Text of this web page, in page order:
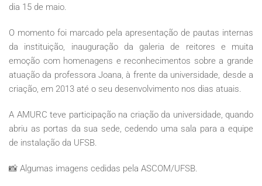
dia 15 de maio.
O momento foi marcado pela apresentação de pautas internas
da instituição, inauguração da galeria de reitores e muita
emoção com homenagens e reconhecimentos sobre a grande
atuação da professora Joana, à frente da universidade, desde a
criação, em 2013 até o seu desenvolvimento nos dias atuais.
A AMURC teve participação na criação da universidade, quando
abriu as portas da sua sede, cedendo uma sala para a equipe
de instalação da UFSB.
📸 Algumas imagens cedidas pela ASCOM/UFSB.